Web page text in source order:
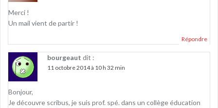
Merci !
Un mail vient de partir !
Répondre
bourgeaut dit :
11 octobre 2014 à 10 h 32 min
Bonjour,
Je découvre scribus, je suis prof. spé. dans un collège éducation